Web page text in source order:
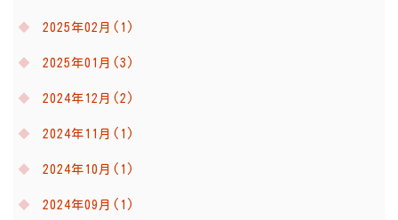
2025年02月(1)
2025年01月(3)
2024年12月(2)
2024年11月(1)
2024年10月(1)
2024年09月(1)